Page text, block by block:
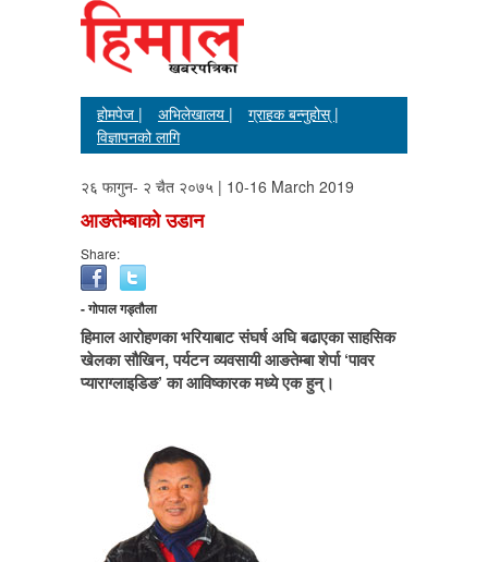
होमपेज | अभिलेखालय |
ग्राहक बन्नुहोस् |
विज्ञापनको लागि
२६ फागुन- २ चैत २०७५ | 10-16 March 2019
आङतेम्बाको उडान
Share:
- गोपाल गड्तौला
हिमाल आरोहणका भरियाबाट संघर्ष अघि बढाएका साहसिक
खेलका सौखिन, पर्यटन व्यवसायी आङतेम्बा शेर्पा ‘पावर
प्याराग्लाइडिङ’ का आविष्कारक मध्ये एक हुन्।